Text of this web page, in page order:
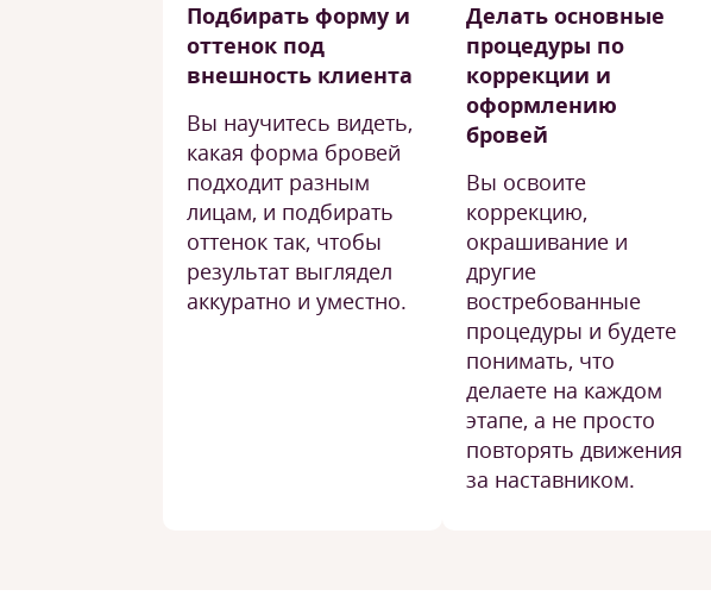
Подбирать форму и
оттенок под
внешность клиента
Вы научитесь видеть,
какая форма бровей
подходит разным
лицам, и подбирать
оттенок так, чтобы
результат выглядел
аккуратно и уместно.
Делать основные
процедуры по
коррекции и
оформлению
бровей
Вы освоите
коррекцию,
окрашивание и
другие
востребованные
процедуры и будете
понимать, что
делаете на каждом
этапе, а не просто
повторять движения
за наставником.